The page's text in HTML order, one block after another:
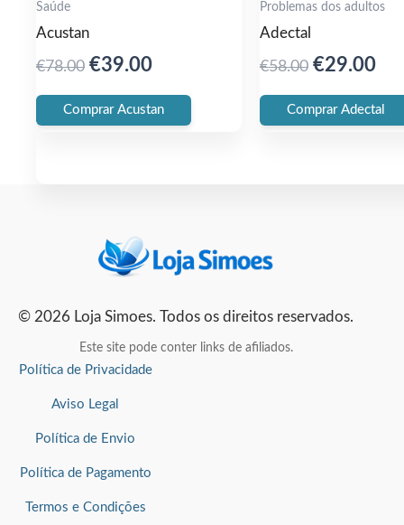
Saúde
Acustan
€78.00 Original
price
was:
€39.00Current
price
is:
Comprar Acustan
Problemas dos adultos
Adectal
€58.00 Original
price
was:
€29.00
is:
Comprar Adectal
© 2026 Loja Simoes. Todos os direitos reservados.
Este site pode conter links de afiliados.
Política de Privacidade
Aviso Legal
Política de Envio
Política de Pagamento
Termos e Condições